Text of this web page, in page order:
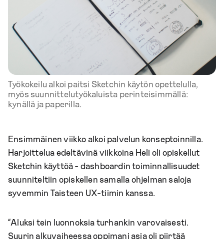
Työkokeilu alkoi paitsi Sketchin käytön opettelulla,
myös suunnittelutyökaluista perinteisimmällä:
kynällä ja paperilla.
Ensimmäinen viikko alkoi palvelun konseptoinnilla.
Harjoittelua edeltävinä viikkoina Heli oli opiskellut
Sketchin käyttöä - dashboardin toiminnallisuudet
suunniteltiin opiskellen samalla ohjelman saloja
syvemmin Taisteen UX-tiimin kanssa.
“Aluksi tein luonnoksia turhankin varovaisesti.
Suurin alkuvaiheessa oppimani asia oli piirtää